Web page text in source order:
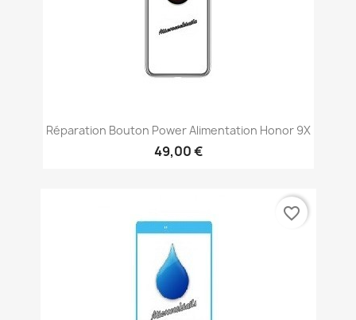
Réparation Bouton Power Alimentation Honor 9X
49,00 €
favorite_border